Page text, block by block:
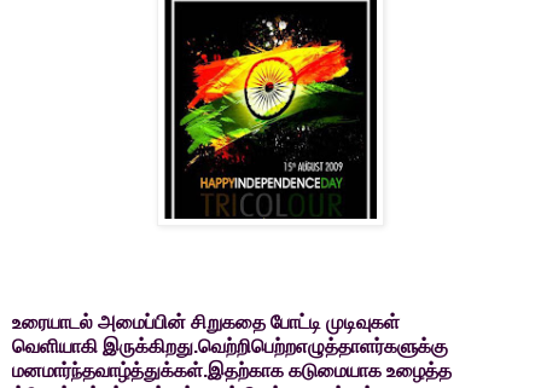
உரையாடல் அமைப்பின் சிறுகதை போட்டி முடிவுகள்
வெளியாகி இருக்கிறது.வெற்றிபெற்றஎழுத்தாளர்களுக்கு
மனமார்ந்தவாழ்த்துக்கள்.இதற்காக கடுமையாக உழைத்த